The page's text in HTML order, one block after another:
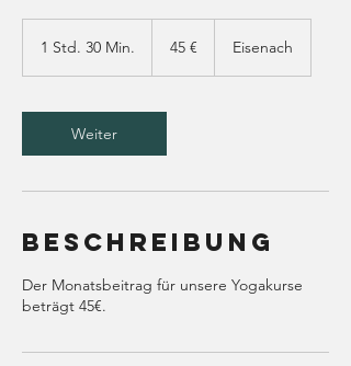
1 Std. 30 Min.
d
0
i
.
45 € Eisenach
Weiter
Beschreibung
Der Monatsbeitrag für unsere Yogakurse
beträgt 45€.